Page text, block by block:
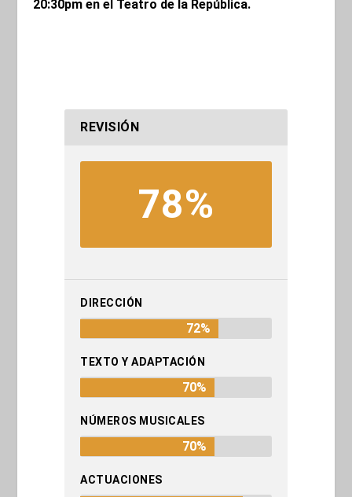
20:30pm en el Teatro de la República.
REVISIÓN
78%
DIRECCIÓN
72%
TEXTO Y ADAPTACIÓN
70%
NÚMEROS MUSICALES
70%
ACTUACIONES